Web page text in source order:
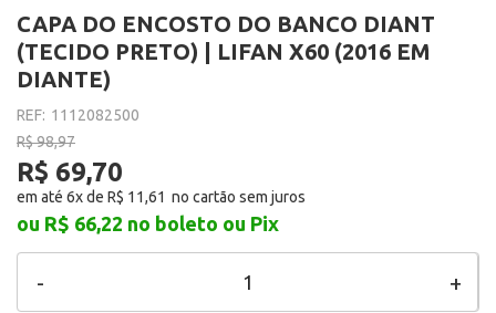
CAPA DO ENCOSTO DO BANCO DIANT
(TECIDO PRETO) | LIFAN X60 (2016 EM
DIANTE)
REF: 1112082500
R$ 98,97
R$ 69,70
em até 6x de R$ 11,61
ou R$ 66,22 no boleto ou Pix
+
-